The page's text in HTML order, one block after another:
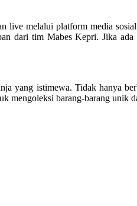
melalui platform media
dari tim Mabes Kepri. Jika
yang istimewa. Tidak hanya
mengoleksi barang-barang unik